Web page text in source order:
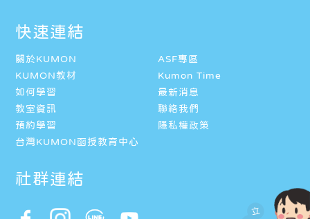
立
快速連結
關於KUMON
ASF專區
KUMON教材
Kumon Time
如何學習
最新消息
教室資訊
聯絡我們
預約學習
隱私權政策
台灣KUMON函授教育中心
社群連結